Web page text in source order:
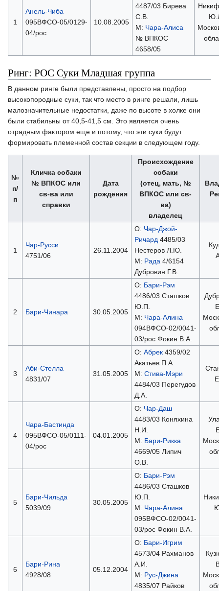
1
Анель-Чиба
095ВФСО-05/0129-
04/рос
10.08.2005
4487/03 Бирева
С.В.
М: Чара-Алиса
№ ВПКОС
4658/05
Ринг: РОС Суки Младшая группа
В данном ринге были представлены, просто на подбор
высокопородные суки, так что место в ринге решали, лишь
малозначительные недостатки, даже по высоте в холке они
были стабильны от 40,5-41,5 см. Это является очень
отрадным фактором еще и потому, что эти суки будут
формировать племенной состав секции в следующем году.
№
п/
п
Кличка собаки
№ ВПКОС или
св-ва или
справки
Дата
рождения
Происхождение
собаки
(отец, мать, №
ВПКОС или св-
ва)
владелец
1
Чар-Русси
4751/06
26.11.2004
О: Чар-Джой-
Ричард4485/03
Нестеров Л.Ю.
М: Рада4/6154
Дубровин Г.В.
2 Бари-Чинара 30.05.2005
О: Бари-Рэм
4486/03 Сташков
Ю.П.
М: Чара-Алина
094ВФСО-02/0041-
03/рос Фокин В.А.
3
Аби-Стелла
4831/07
31.05.2005
О: Абрек4359/02
Акатьев П.А.
М: Стива-Мэри
4484/03 Перегудов
Д.А.
4
Чара-Бастинда
095ВФСО-05/0111-
04/рос
04.01.2005
О: Чар-Даш
4483/03 Коняхина
Н.И.
М: Бари-Рикка
4669/05 Липич
О.В.
5
Бари-Чильда
5039/09
30.05.2005
О: Бари-Рэм
4486/03 Сташков
Ю.П.
М: Чара-Алина
095ВФСО-02/0041-
03/рос Фокин В.А.
6
Бари-Рина
4928/08
05.12.2004
О: Бари-Игрим
4573/04 Рахманов
А.И.
М: Рус-Джина
4835/07 Райков